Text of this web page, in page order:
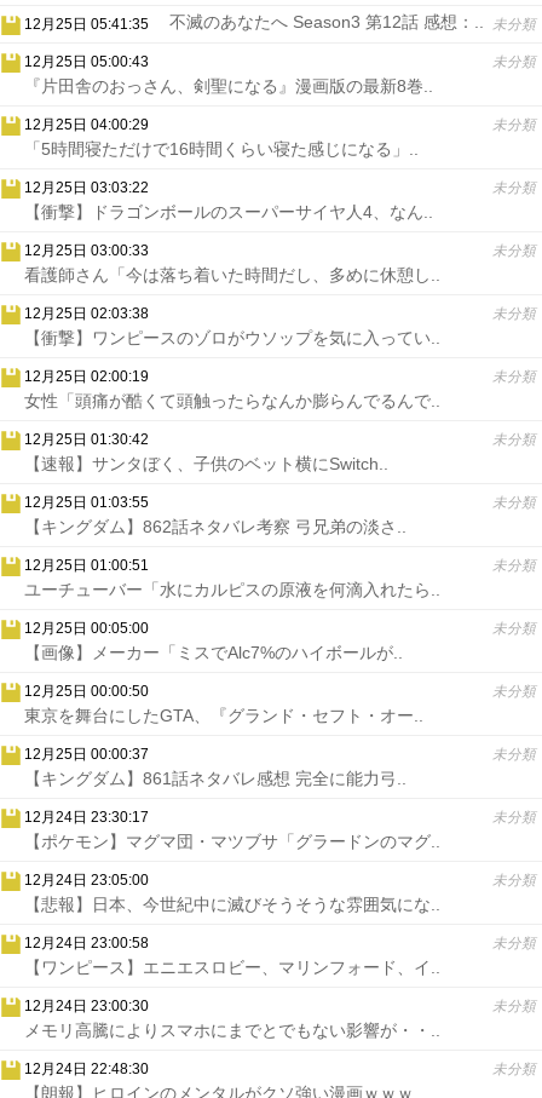
12月25日 05:41:35 未分類
不滅のあなたへ Season3 第12話 感想：..
12月25日 05:00:43 未分類
『片田舎のおっさん、剣聖になる』漫画版の最新8巻..
12月25日 04:00:29 未分類
「5時間寝ただけで16時間くらい寝た感じになる」..
12月25日 03:03:22 未分類
【衝撃】ドラゴンボールのスーパーサイヤ人4、なん..
12月25日 03:00:33 未分類
看護師さん「今は落ち着いた時間だし、多めに休憩し..
12月25日 02:03:38 未分類
【衝撃】ワンピースのゾロがウソップを気に入ってい..
12月25日 02:00:19 未分類
女性「頭痛が酷くて頭触ったらなんか膨らんでるんで..
12月25日 01:30:42 未分類
【速報】サンタぼく、子供のベット横にSwitch..
12月25日 01:03:55 未分類
【キングダム】862話ネタバレ考察 弓兄弟の淡さ..
12月25日 01:00:51 未分類
ユーチューバー「水にカルピスの原液を何滴入れたら..
12月25日 00:05:00 未分類
【画像】メーカー「ミスでAlc7%のハイボールが..
12月25日 00:00:50 未分類
東京を舞台にしたGTA、『グランド・セフト・オー..
12月25日 00:00:37 未分類
【キングダム】861話ネタバレ感想 完全に能力弓..
12月24日 23:30:17 未分類
【ポケモン】マグマ団・マツブサ「グラードンのマグ..
12月24日 23:05:00 未分類
【悲報】日本、今世紀中に滅びそうそうな雰囲気にな..
12月24日 23:00:58 未分類
【ワンピース】エニエスロビー、マリンフォード、イ..
12月24日 23:00:30 未分類
メモリ高騰によりスマホにまでとでもない影響が・・..
12月24日 22:48:30 未分類
【朗報】ヒロインのメンタルがクソ強い漫画ｗｗｗ..